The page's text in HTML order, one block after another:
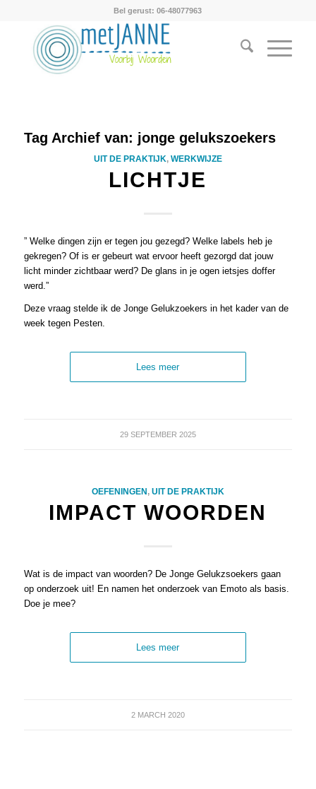
Bel gerust: 06-48077963
Tag Archief van: jonge gelukszoekers
UIT DE PRAKTIJK, WERKWIJZE
LICHTJE
” Welke dingen zijn er tegen jou gezegd? Welke labels heb je
gekregen? Of is er gebeurt wat ervoor heeft gezorgd dat jouw
licht minder zichtbaar werd? De glans in je ogen ietsjes doffer
werd.”
Deze vraag stelde ik de Jonge Gelukzoekers in het kader van de
week tegen Pesten.
Lees meer
29 SEPTEMBER 2025
OEFENINGEN , UIT DE PRAKTIJK
IMPACT WOORDEN
Wat is de impact van woorden? De Jonge Gelukzsoekers gaan
op onderzoek uit! En namen het onderzoek van Emoto als basis.
Doe je mee?
Lees meer
2 MARCH 2020